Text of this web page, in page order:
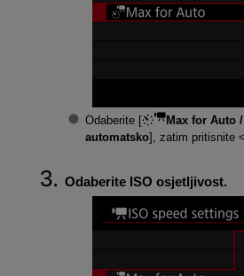
Odaberite [ Max for Auto /
automatsko], zatim pritisnite
Odaberite ISO osjetljivost.